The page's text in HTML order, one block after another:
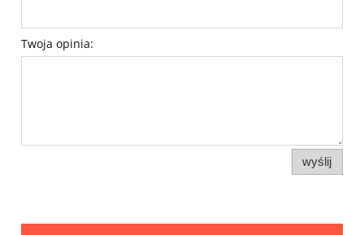
Twoja opinia:
wyślij